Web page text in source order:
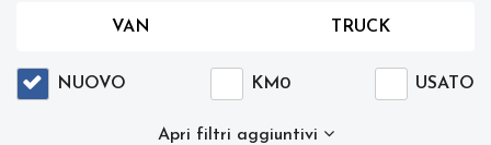
VAN TRUCK
NUOVO KM0 USATO
Apri filtri aggiuntivi